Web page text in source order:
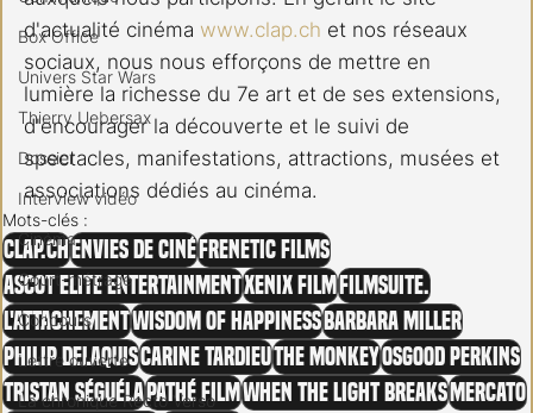
Box Office
Univers Star Wars
Thierry Uebersax
Dossier
Interview vidéo
Cinéma
Court-métrage
Concours
Lettre ouverte
La chronique Recto Verso
d'actualité cinéma www.clap.ch et nos réseaux
sociaux, nous nous efforçons de mettre en
lumière la richesse du 7e art et de ses extensions,
d'encourager la découverte et le suivi de
spectacles, manifestations, attractions, musées et
associations dédiés au cinéma.
Mots-clés :
clap.chEnvies de ciné Frenetic Films
Ascot Elite EntertainmentXenix Film filmsuite.
L'AttachementWisdom of Happiness Barbara Miller
Philip DelaquisCarine TardieuThe MonkeyOsgood Perkins
Tristan SéguélaPathé filmWhen the Light BreaksMercato